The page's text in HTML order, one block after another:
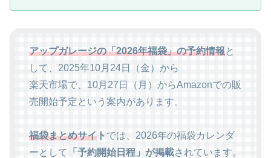
アップガレージの「2026年福袋」の予約情報と
して、2025年10月24日（金）から
楽天市場で、10月27日（月）からAmazonでの販
売開始予定という案内があります。
福袋まとめサイ ト では、2026年の福袋カレンダ
ーとして
「予約開始日程」が掲載されています。